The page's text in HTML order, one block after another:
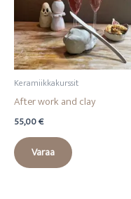
Keramiikkakurssit
After work and clay
55,00€
Varaa